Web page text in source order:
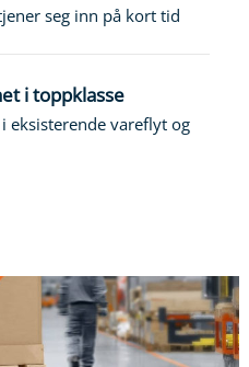
seg inn på kort tid
i toppklasse
eksisterende vareflyt og